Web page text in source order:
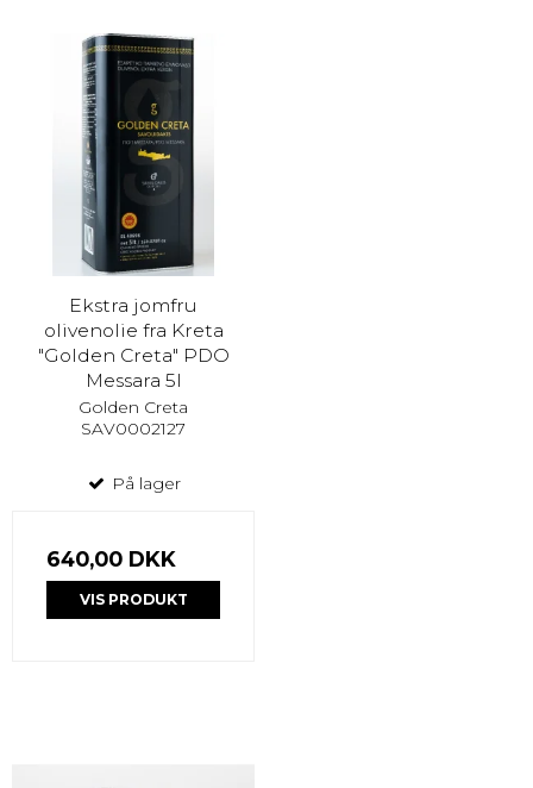
Ekstra jomfru
olivenolie fra Kreta
"Golden Creta" PDO
Messara 5l
Golden Creta
SAV0002127
På lager
640,00 DKK
VIS PRODUKT